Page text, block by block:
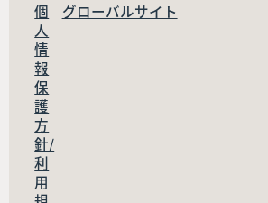
個
人
情
報
保
護
方
針/
利
用
グローバルサイト